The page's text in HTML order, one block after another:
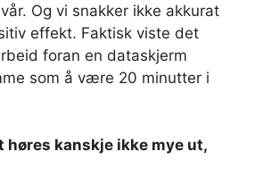
Og vi snakker ikke akkurat
effekt. Faktisk viste det
foran en dataskjerm
som å være 20 minutter i
høres kanskje ikke mye ut,